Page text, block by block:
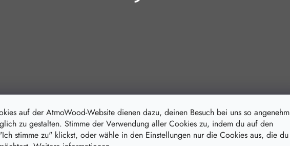
auf der AtmoWood-Website dienen dazu, deinen Besuch bei uns so angenehm
zu gestalten. Stimme der Verwendung aller Cookies zu, indem du auf den
stimme zu" klickst, oder wähle in den Einstellungen nur die Cookies aus, die du